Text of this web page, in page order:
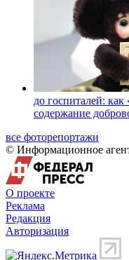
до госпиталей:
содержание
все фоторепортажи
© Информационное
О проекте
Реклама
Редакция
Авторизация